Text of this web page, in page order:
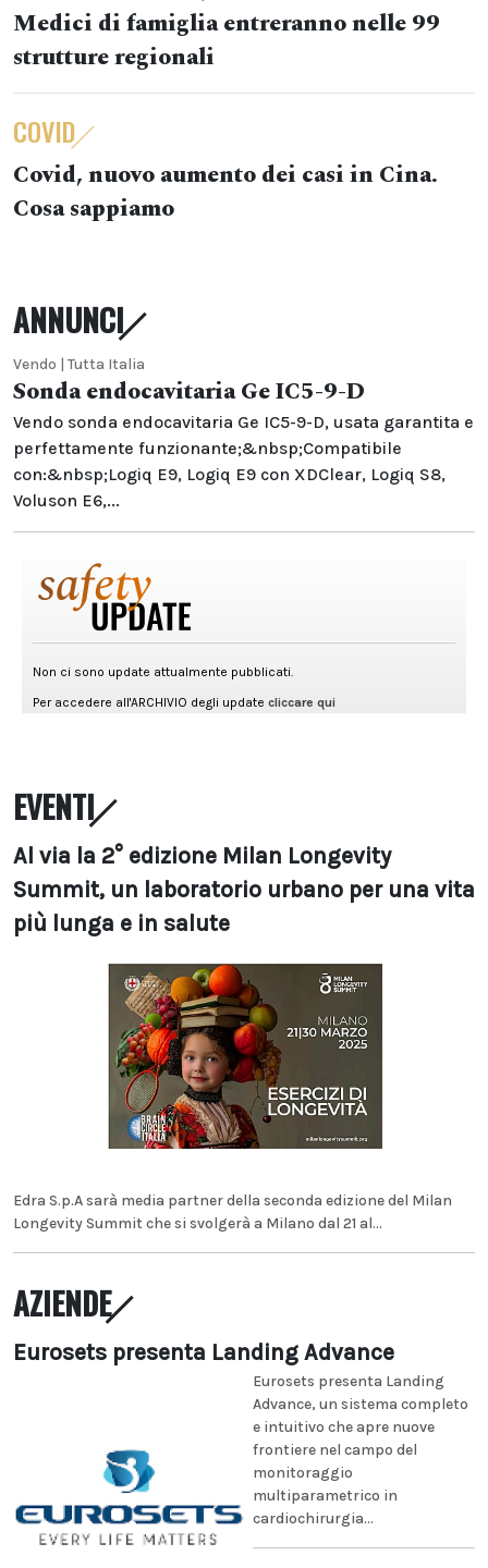
Medici di famiglia entreranno nelle 99
strutture regionali
COVID
Covid, nuovo aumento dei casi in Cina.
Cosa sappiamo
ANNUNCI
Vendo | Tutta Italia
Sonda endocavitaria Ge IC5-9-D
Vendo sonda endocavitaria Ge IC5-9-D, usata garantita e
perfettamente funzionante;&nbsp;Compatibile
con:&nbsp;Logiq E9, Logiq E9 con XDClear, Logiq S8,
Voluson E6,...
EVENTI
Al via la 2° edizione Milan Longevity
Summit, un laboratorio urbano per una vita
più lunga e in salute
Edra S.p.A sarà media partner della seconda edizione del Milan
Longevity Summit che si svolgerà a Milano dal 21 al...
AZIENDE
Eurosets presenta Landing Advance
Eurosets presenta Landing
Advance, un sistema completo
e intuitivo che apre nuove
frontiere nel campo del
monitoraggio
multiparametrico in
cardiochirurgia...